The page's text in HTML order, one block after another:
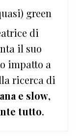
green
di
il suo
impatto a
ricerca di
e slow,
tutto.